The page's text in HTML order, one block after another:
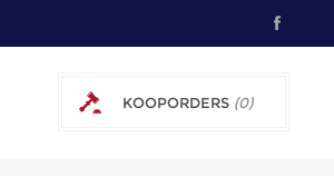
KOOPORDERS (0)